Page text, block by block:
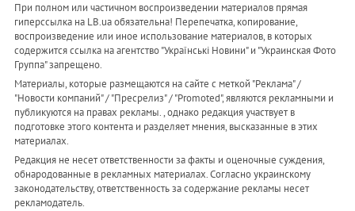
При полном или частичном воспроизведении материалов прямая
гиперссылка на LB.ua обязательна! Перепечатка, копирование,
воспроизведение или иное использование материалов, в которых
содержится ссылка на агентство "Українськi Новини" и "Украинская Фото
Группа" запрещено.
Материалы, которые размещаются на сайте с меткой "Реклама" /
"Новости компаний" / "Пресрелиз" / "Promoted", являются рекламными и
публикуются на правах рекламы. , однако редакция участвует в
подготовке этого контента и разделяет мнения, высказанные в этих
материалах.
Редакция не несет ответственности за факты и оценочные суждения,
обнародованные в рекламных материалах. Согласно украинскому
законодательству, ответственность за содержание рекламы несет
рекламодатель.